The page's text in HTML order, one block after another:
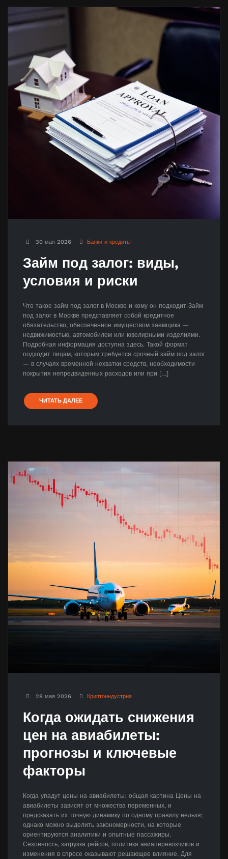
30 мая 2026 Банки и кредиты
Займ под залог: виды,
условия и риски
Что такое займ под залог в Москве и кому он подходит Займ
под залог в Москве представляет собой кредитное
обязательство, обеспеченное имуществом заемщика —
недвижимостью, автомобилем или ювелирными изделиями.
Подробная информация доступна здесь. Такой формат
подходит лицам, которым требуется срочный займ под залог
— в случаях временной нехватки средств, необходимости
покрытия непредвиденных расходов или при […]
ЧИТАТЬ ДАЛЕЕ
28 мая 2026 Криптоиндустрия
Когда ожидать снижения
цен на авиабилеты:
прогнозы и ключевые
факторы
Когда упадут цены на авиабилеты: общая картина Цены на
авиабилеты зависят от множества переменных, и
предсказать их точную динамику по одному правилу нельзя;
однако можно выделить закономерности, на которые
ориентируются аналитики и опытные пассажиры.
Сезонность, загрузка рейсов, политика авиаперевозчиков и
изменения в спросе оказывают решающее влияние. Для